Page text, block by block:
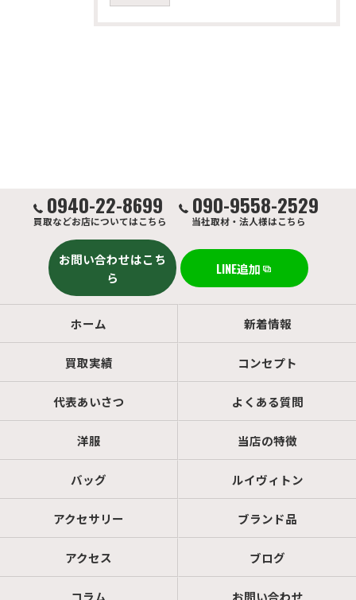
0940-22-8699
買取などお店についてはこちら
090-9558-2529
当社取材・法人様はこちら
お問い合わせはこち
ら
LINE追加
ホーム 新着情報
買取実績 コンセプト
代表あいさつ よくある質問
洋服 当店の特徴
バッグ ルイヴィトン
アクセサリー ブランド品
アクセス ブログ
コラム お問い合わせ